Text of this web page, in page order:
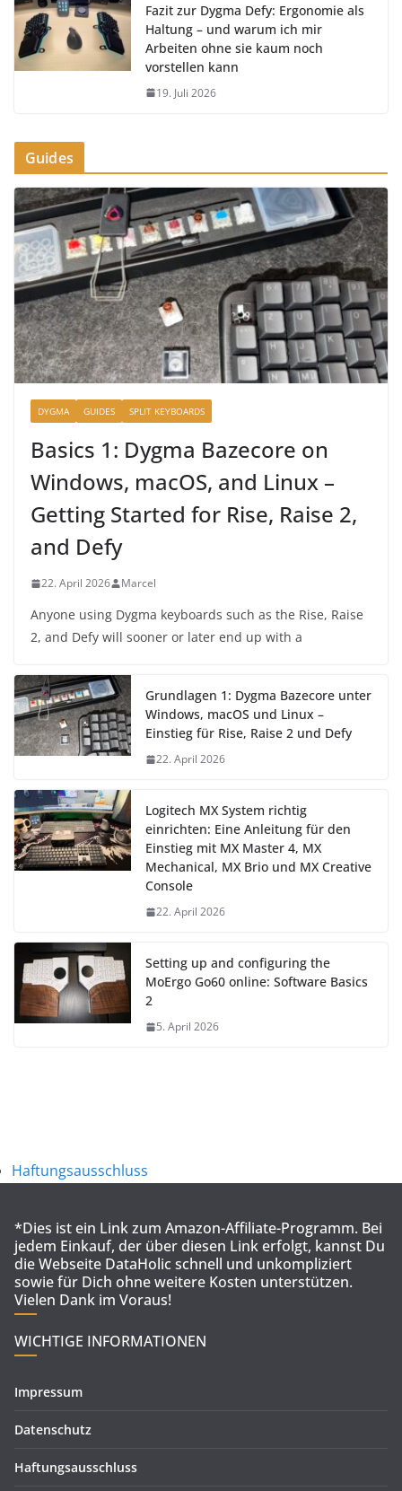
Fazit zur Dygma Defy: Ergonomie als
Haltung – und warum ich mir
Arbeiten ohne sie kaum noch
vorstellen kann
19. Juli 2026
Guides
DYGMA GUIDES SPLIT KEYBOARDS
Basics 1: Dygma Bazecore on
Windows, macOS, and Linux –
Getting Started for Rise, Raise 2,
and Defy
22. April 2026 Marcel
Anyone using Dygma keyboards such as the Rise, Raise
2, and Defy will sooner or later end up with a
Grundlagen 1: Dygma Bazecore unter
Windows, macOS und Linux –
Einstieg für Rise, Raise 2 und Defy
22. April 2026
Logitech MX System richtig
einrichten: Eine Anleitung für den
Einstieg mit MX Master 4, MX
Mechanical, MX Brio und MX Creative
Console
22. April 2026
Setting up and configuring the
MoErgo Go60 online: Software Basics
2
5. April 2026
Haftungsausschluss
*Dies ist ein Link zum Amazon-Affiliate-Programm. Bei
jedem Einkauf, der über diesen Link erfolgt, kannst Du
die Webseite DataHolic schnell und unkompliziert
sowie für Dich ohne weitere Kosten unterstützen.
Vielen Dank im Voraus!
WICHTIGE INFORMATIONEN
Impressum
Datenschutz
Haftungsausschluss